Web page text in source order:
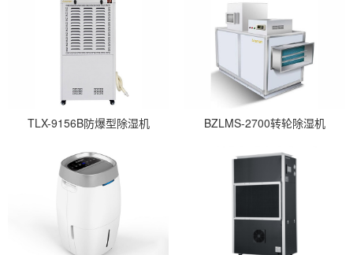
TLX-9156B防爆型除湿机 BZLMS-2700转轮除湿机